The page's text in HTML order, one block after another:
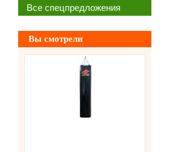
Все спецпредложения
Вы смотрели